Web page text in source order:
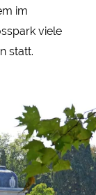
im
viele
statt.